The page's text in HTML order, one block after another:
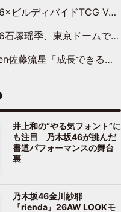
TCG Vol.2公開 賀喜遥香＆田村真佑が『京まふ』ステージに登壇
戦バレ”！ ナイツ・塙も認めた「巨人に詳しすぎるアイドル」は元VENUSスクール生で杉内コーチ推し⁉
きる余地がたくさん」、本田高優「何度見ても飽きない公演に」
井上和の“やる気フォント”に
も注目 乃木坂46が挑んだ
書道パフォーマンスの舞台
裏
乃木坂46金川紗耶
『rienda』26AW LOOKモ